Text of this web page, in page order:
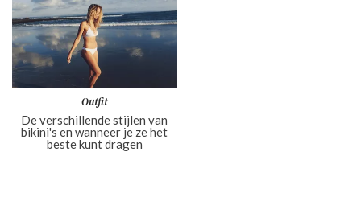
Outfit
De verschillende stijlen van
bikini's en wanneer je ze het
beste kunt dragen